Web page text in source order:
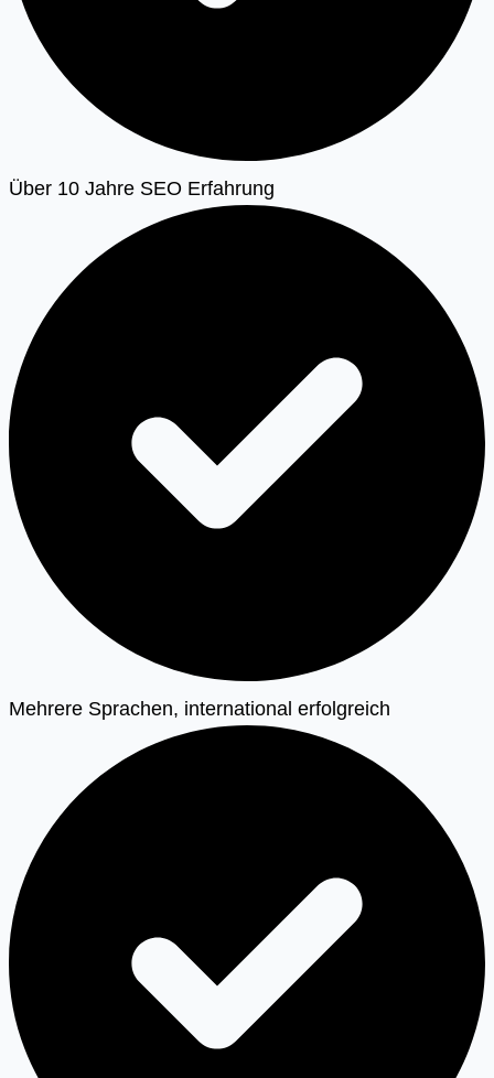
Über 10 Jahre SEO Erfahrung
Mehrere Sprachen, international erfolgreich